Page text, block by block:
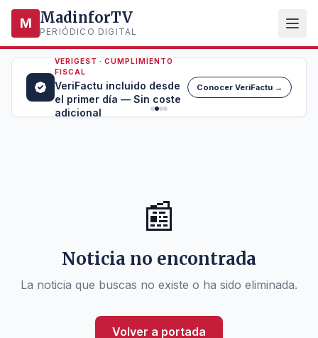
M MadinforTV
PERIÓDICO DIGITAL
VERIGEST · CUMPLIMIENTO
FISCAL
VeriFactu incluido desde
el primer día — Sin coste
adicional
Conocer VeriFactu →
📰
Noticia no encontrada
La noticia que buscas no existe o ha sido eliminada.
Volver a portada